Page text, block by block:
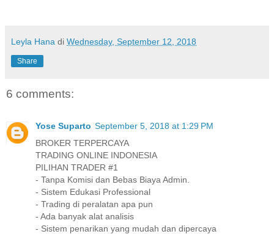
Leyla Hana di Wednesday, September 12, 2018
Share
6 comments:
Yose Suparto September 5, 2018 at 1:29 PM
BROKER TERPERCAYA
TRADING ONLINE INDONESIA
PILIHAN TRADER #1
- Tanpa Komisi dan Bebas Biaya Admin.
- Sistem Edukasi Professional
- Trading di peralatan apa pun
- Ada banyak alat analisis
- Sistem penarikan yang mudah dan dipercaya